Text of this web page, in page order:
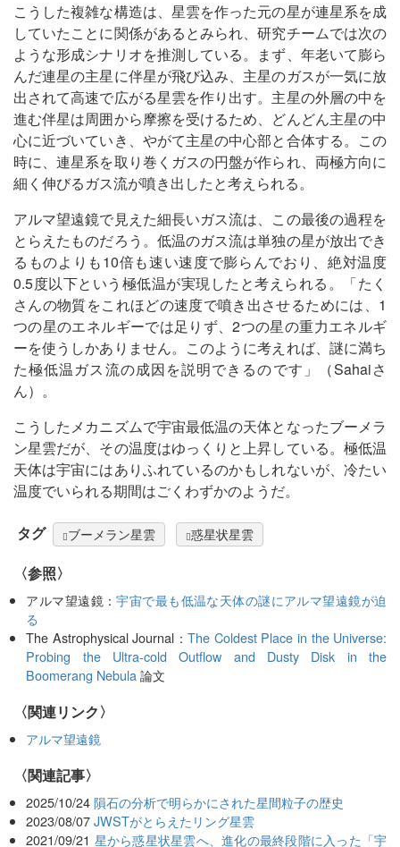
こうした複雑な構造は、星雲を作った元の星が連星系を成
していたことに関係があるとみられ、研究チームでは次の
ような形成シナリオを推測している。まず、年老いて膨ら
んだ連星の主星に伴星が飛び込み、主星のガスが一気に放
出されて高速で広がる星雲を作り出す。主星の外層の中を
進む伴星は周囲から摩擦を受けるため、どんどん主星の中
心に近づいていき、やがて主星の中心部と合体する。この
時に、連星系を取り巻くガスの円盤が作られ、両極方向に
細く伸びるガス流が噴き出したと考えられる。
アルマ望遠鏡で見えた細長いガス流は、この最後の過程を
とらえたものだろう。低温のガス流は単独の星が放出でき
るものよりも10倍も速い速度で膨らんでおり、絶対温度
0.5度以下という極低温が実現したと考えられる。「たく
さんの物質をこれほどの速度で噴き出させるためには、1
つの星のエネルギーでは足りず、2つの星の重力エネルギ
ーを使うしかありません。このように考えれば、謎に満ち
た極低温ガス流の成因を説明できるのです」（Sahaiさ
ん）。
こうしたメカニズムで宇宙最低温の天体となったブーメラ
ン星雲だが、その温度はゆっくりと上昇している。極低温
天体は宇宙にはありふれているのかもしれないが、冷たい
温度でいられる期間はごくわずかのようだ。
タグ ブーメラン星雲 惑星状星雲
〈参照〉
アルマ望遠鏡：宇宙で最も低温な天体の謎にアルマ望遠鏡が迫
る
The Astrophysical Journal：The Coldest Place in the Universe:
Probing the Ultra-cold Outflow and Dusty Disk in the
Boomerang Nebula論文
〈関連リンク〉
アルマ望遠鏡
関連記事
2025/10/24 隕石の分析で明らかにされた星間粒子の歴史
2023/08/07 JWSTがとらえたリング星雲
2021/09/21 星から惑星状星雲へ、進化の最終段階に入った「宇